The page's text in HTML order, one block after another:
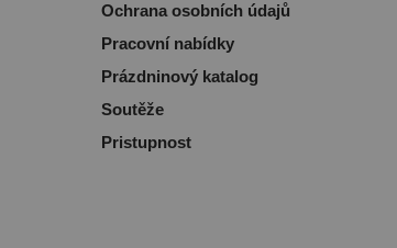
Ochrana osobních údajů
Pracovní nabídky
Prázdninový katalog
Soutěže
Pristupnost